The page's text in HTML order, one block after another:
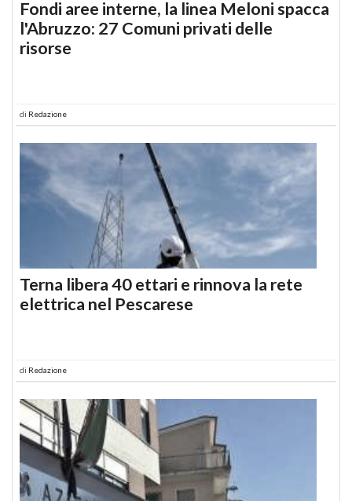
Fondi aree interne, la linea Meloni spacca
l'Abruzzo: 27 Comuni privati delle
risorse
di Redazione
Terna libera 40 ettari e rinnova la rete
elettrica nel Pescarese
di Redazione